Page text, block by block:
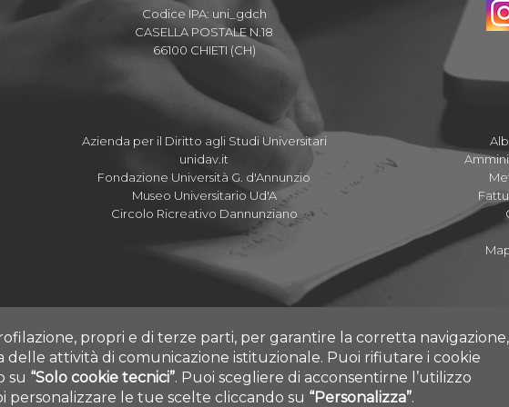
Codice IPA: uni_gdch
CASELLA POSTALE N.18
66100 CHIETI (CH)
Azienda per il Diritto agli Studi Universitari
unidav.it
Fondazione Università G. d'Annunzio
Museo Universitario Ud'A
Circolo Ricreativo Dannunziano
RIGHTS RESERVED - UNIVERSITÀ DEGLI STUDI GABRIELE D'ANNUNZIO - CHIETI/
propri e di terze parti, per garantire la corretta navigazione,
delle attività di comunicazione istituzionale. Puoi rifiutare i cookie
su “Solo cookie tecnici”. Puoi scegliere di acconsentirne l’utilizzo
le tue scelte cliccando su “Personalizza”.